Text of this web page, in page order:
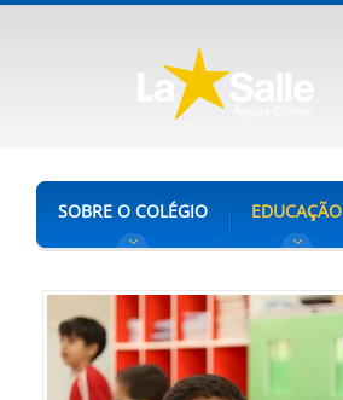
SOBRE O COLÉGIO EDUCAÇÃO